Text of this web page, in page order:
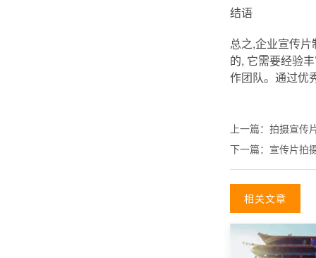
结语
总之,企业宣传
的, 它需要经验
作团队。通过优
上一篇： 拍摄宣传
下一篇： 宣传片拍
相关文章